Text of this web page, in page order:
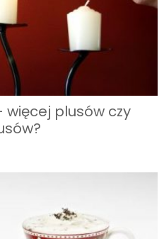
więcej plusów czy